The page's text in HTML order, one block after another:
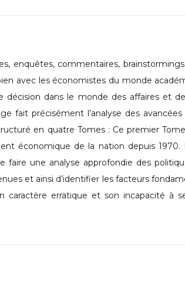
enquêtes, commentaires,
avec les économistes du monde
décision dans le monde des affaires et
fait précisément l’analyse des
en quatre Tomes : Ce premier
économique de la nation depuis
faire une analyse approfondie des
et ainsi d’identifier les facteurs
caractère erratique et son incapacité à